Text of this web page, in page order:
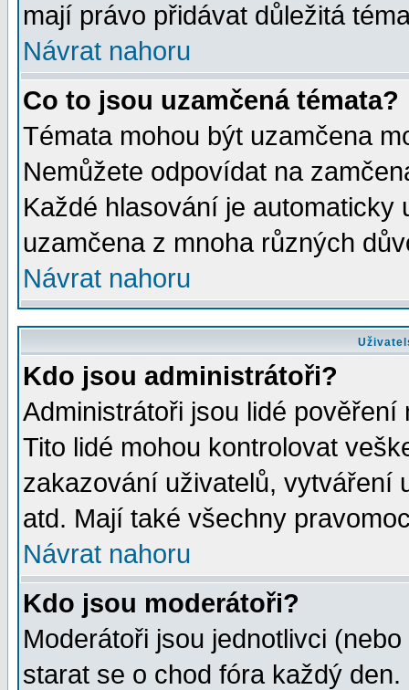
mají právo přidávat důležitá
Návrat nahoru
Co to jsou uzamčená témata?
Témata mohou být uzamčena
Nemůžete odpovídat na
Každé hlasování je automaticky
uzamčena z mnoha různých
Návrat nahoru
Kdo jsou administrátoři?
Administrátoři jsou lidé
Tito lidé mohou kontrolovat
zakazování uživatelů, vytváření
atd. Mají také všechny
Návrat nahoru
Kdo jsou moderátoři?
Moderátoři jsou jednotlivci
starat se o chod fóra každý